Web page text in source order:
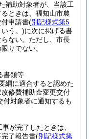
補助対象者が、当該工
ときは、福知山市農
申請書(別記様式第5
う。)に次に掲げる書
ない。 ただし、市長
りでない。
書類等
綱に適合すると認めた
修費補助金変更交付
付対象者に通知するも
が完了したときは、
了報告書(別記様式第